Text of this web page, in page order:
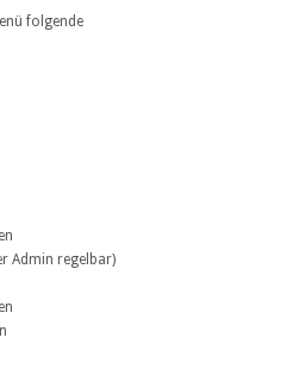
folgende
Admin regelbar)